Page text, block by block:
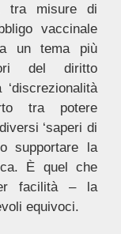
tra misure di
vaccinale
un tema più
del diritto
tra potere
‘saperi di
supportare la
È quel che
facilità – la
equivoci.